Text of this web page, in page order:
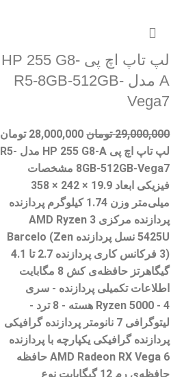
لپ تاپ اچ پی HP 255 G8-
A مدل R5-8GB-512GB-
Vega7
29,000,000 تومان 28,000,000 تومان
لپ تاپ اچ پی HP 255 G8-A مدل R5-
8GB-512GB-Vega7 مشخصات
فیزیکی ابعاد 19.9 × 242 × 358
میلی‌متر وزن 1.74 کیلوگرم پردازنده
پردازنده مرکزی AMD Ryzen 3
5425U نسل پردازنده Barcelo (Zen
3) فرکانس کاری پردازنده 2.7 تا 4.1
گیگاهرتز حافظه‌ی کش 8 مگابایت
اطلاعات تکمیلی پردازنده - سری
Ryzen 5000 - 4 هسته - 8 ترد -
لیتوگرافی 7 نانومتر پردازنده گرافیکی
پردازنده‌ گرافیکی یکپارچه با پردازنده
AMD Radeon RX Vega 6 حافظه
حافظه‌ی رم 12 گیگابایت نوع